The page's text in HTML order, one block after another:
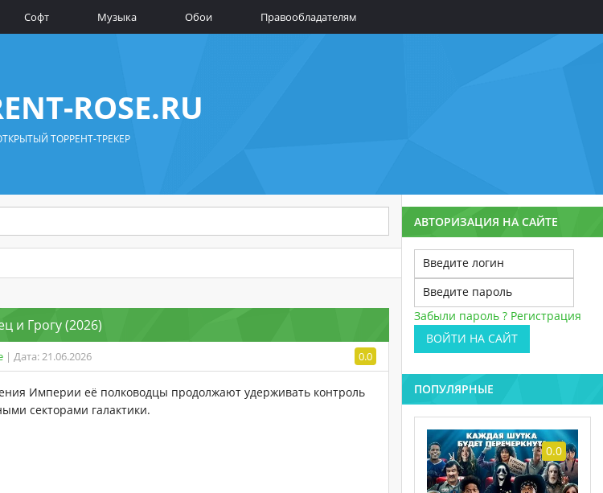
Софт Музыка Обои Правообладателям
ROSE.RU
ТОРРЕНТ-ТРЕКЕР
и Грогу (2026)
| Дата: 21.06.2026 0.0
Империи её полководцы продолжают удерживать контроль
секторами галактики.
АВТОРИЗАЦИЯ НА САЙТЕ
Забыли пароль ? Регистрация
ВОЙТИ НА САЙТ
ПОПУЛЯРНЫЕ
0.0